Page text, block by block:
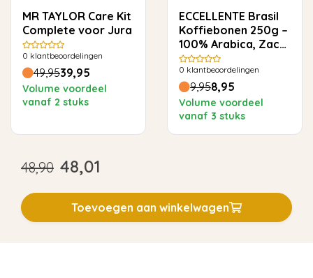
MR TAYLOR Care Kit
Complete voor Jura
0 klantbeoordelingen
49,9539,95
Volume voordeel
vanaf 2 stuks
ECCELLENTE Brasil
Koffiebonen 250g –
100% Arabica, Zacht
& Rond
0 klantbeoordelingen
9,958,95
Volume voordeel
vanaf 3 stuks
48,90 48,01
Toevoegen aan winkelwagen